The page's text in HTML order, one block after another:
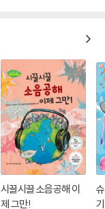
시끌시끌 소음공해 이
제 그만!